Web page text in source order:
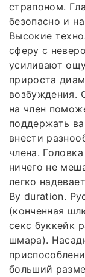
страпоном.
безопасно и
Высокие
сферу с
усиливают
прироста
возбуждения.
на член
поддержать
внести
члена.
ничего не
легко
By duration.
(конченная
секс буккейк
шмара).
больший